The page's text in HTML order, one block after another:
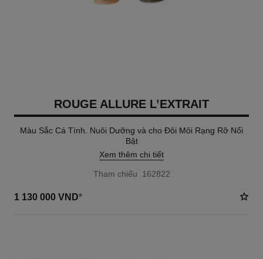
ROUGE ALLURE L’EXTRAIT
Màu Sắc Cá Tính. Nuôi Dưỡng và cho Đôi Môi Rạng Rỡ Nổi
Bật
Xem thêm chi tiết
Tham chiếu 162822
1 130 000 VND*